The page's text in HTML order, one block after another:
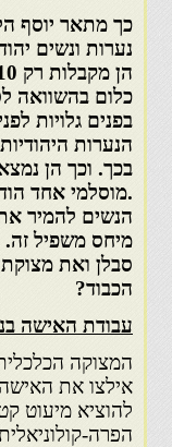
כך מתאר יוסף
נערות ונשים
הן מקבלות רק
כלום בהשוואה
בפנים גלויות
הנערות
בכך. וכך הן
.מוסלמי אחד
הנשים להמיר
מיחס משפיל
סבלן ואת
הכבוד?
עבודת האישה
המצוקה
אילצו את
להוציא מיעוט
הפרה-